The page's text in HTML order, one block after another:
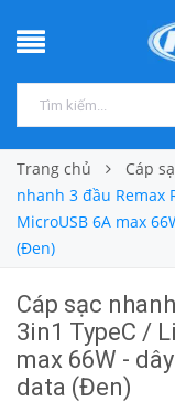
Trang chủ Cáp
nhanh 3 đầu Remax
MicroUSB 6A max
(Đen)
Cáp sạc
3in1 TypeC /
max 66W -
data (Đen)